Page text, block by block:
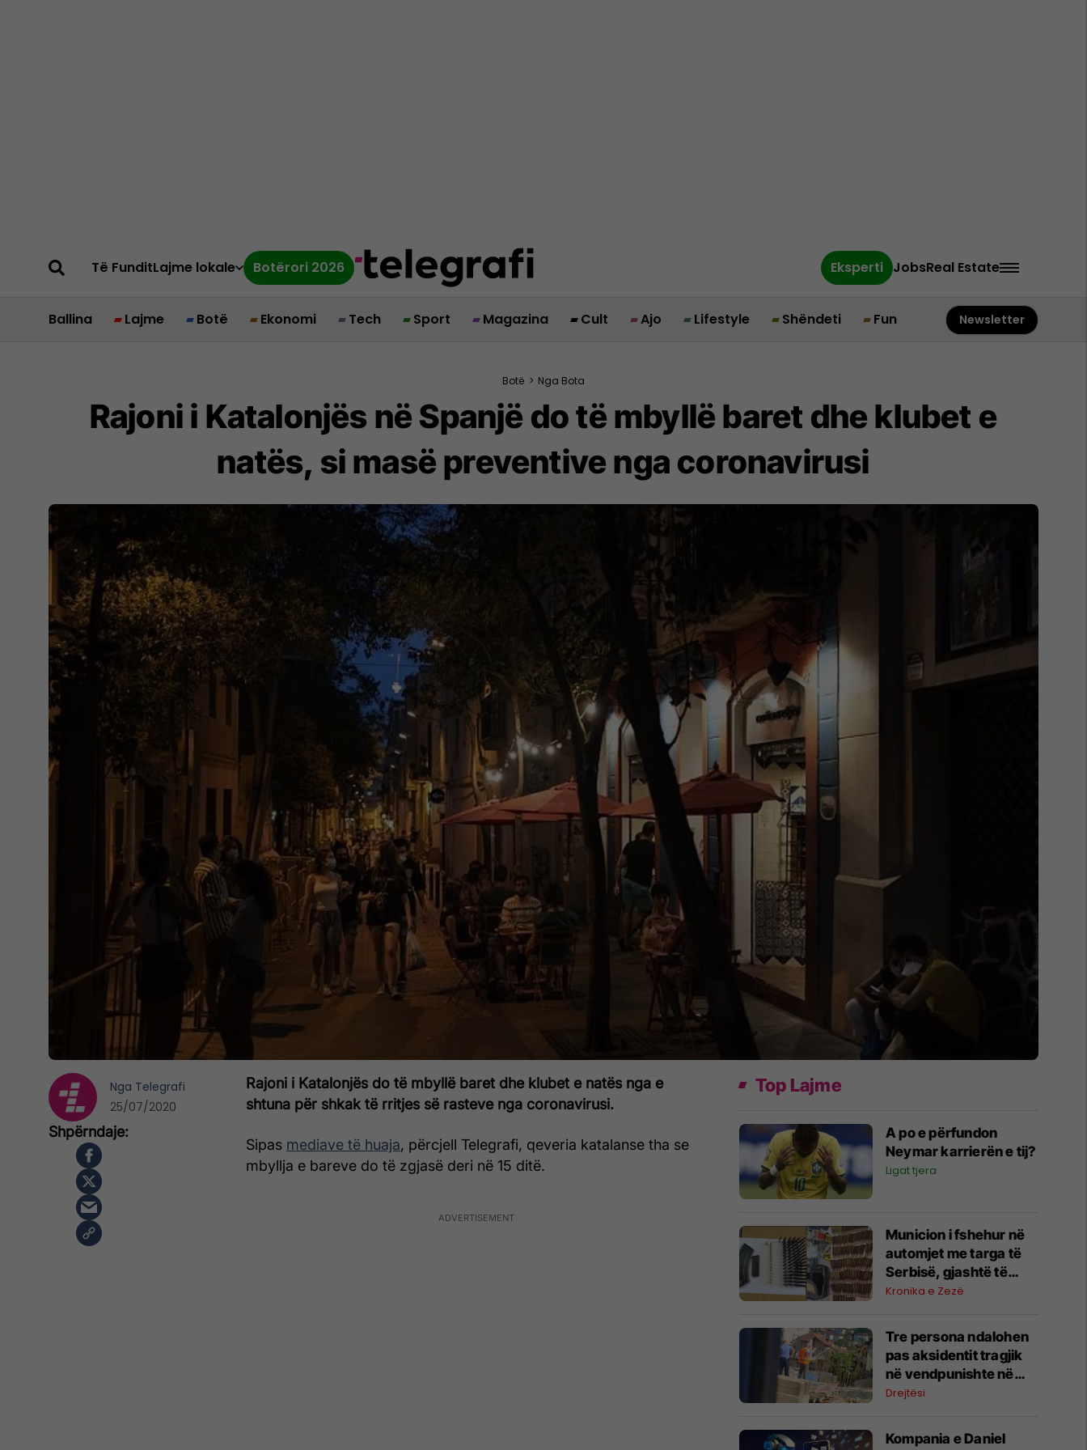
Të FunditLajme lokale Botërori 2026 Eksperti JobsReal Estate
Ballina Lajme Botë Ekonomi Tech Sport Magazina Cult Ajo Lifestyle Shëndeti Fun Newsletter
Botë > Nga Bota
Rajoni i Katalonjës në Spanjë do të mbyllë baret dhe klubet e
natës, si masë preventive nga coronavirusi
Rajoni i Katalonjës do të mbyllë baret dhe klubet e natës nga e
shtuna për shkak të rritjes së rasteve nga coronavirusi.
Sipas mediave të huaja, përcjell Telegrafi, qeveria katalanse tha se
mbyllja e bareve do të zgjasë deri në 15 ditë.
Nga Telegrafi
25/07/2020
Top Lajme
A po e përfundon
Neymar karrierën e tij?
Ligat tjera
Municion i fshehur në
automjet me targa të
Serbisë, gjashtë të
arrestuar në Prishtinë
Kronika e Zezë
Tre persona ndalohen
pas aksidentit tragjik
në vendpunishte në
Prishtinë, Prokuroria
Drejtësi
Kompania e Daniel